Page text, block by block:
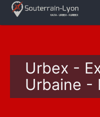
Urbex -
Urbaine -
Actualités
Cataphile
Urbex